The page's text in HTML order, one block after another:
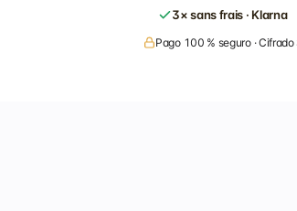
3× sans frais · Klarna
Pago 100 % seguro · Cifrado